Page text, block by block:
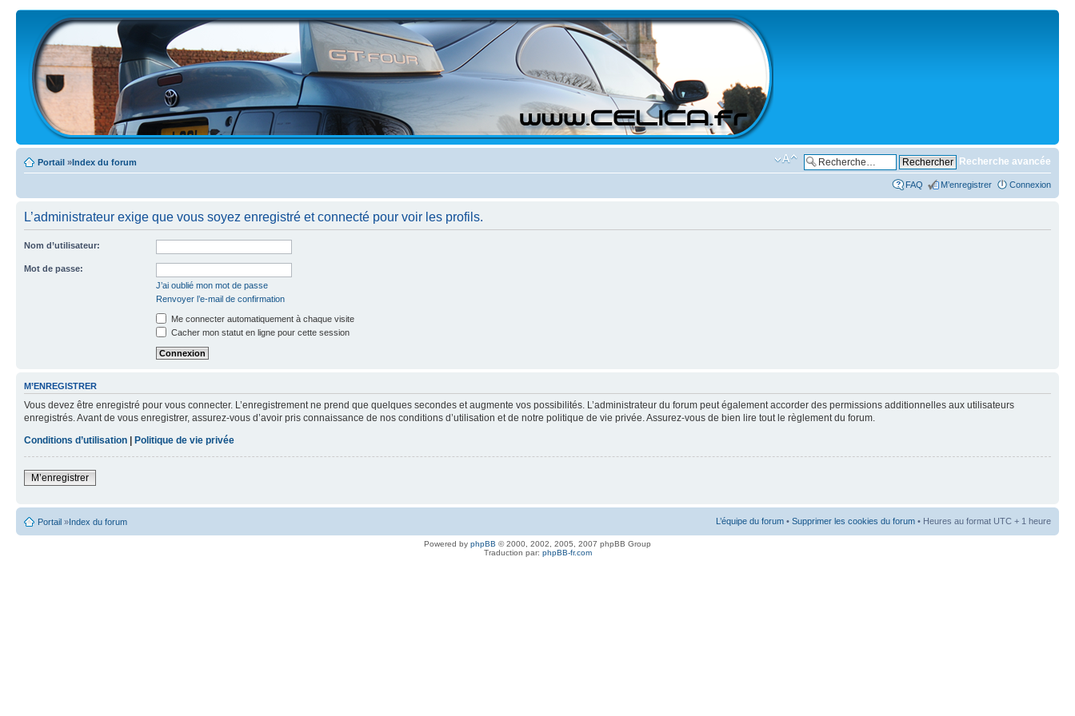
Portail »Index du forum Recherche avancée
FAQ M’enregistrer Connexion
L’administrateur exige que vous soyez enregistré et connecté pour voir les profils.
Nom d’utilisateur:
Mot de passe:
J’ai oublié mon mot de passe
Renvoyer l’e-mail de confirmation
Me connecter automatiquement à chaque visite
Cacher mon statut en ligne pour cette session
M’ENREGISTRER
Vous devez être enregistré pour vous connecter. L’enregistrement ne prend que quelques secondes et augmente vos possibilités. L’administrateur du forum peut également accorder des permissions additionnelles aux utilisateurs
enregistrés. Avant de vous enregistrer, assurez-vous d’avoir pris connaissance de nos conditions d’utilisation et de notre politique de vie privée. Assurez-vous de bien lire tout le règlement du forum.
Conditions d’utilisation | Politique de vie privée
M’enregistrer
Portail »Index du forum L’équipe du forum • Supprimer les cookies du forum • Heures au format UTC + 1 heure
Powered by phpBB © 2000, 2002, 2005, 2007 phpBB Group
Traduction par: phpBB-fr.com